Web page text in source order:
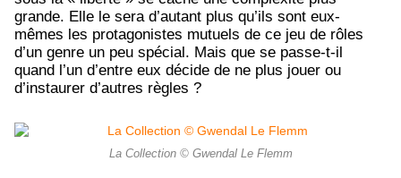
grande. Elle le sera d’autant plus qu’ils sont eux-
mêmes les protagonistes mutuels de ce jeu de rôles
d’un genre un peu spécial. Mais que se passe-t-il
quand l’un d’entre eux décide de ne plus jouer ou
d’instaurer d’autres règles ?
La Collection © Gwendal Le Flemm